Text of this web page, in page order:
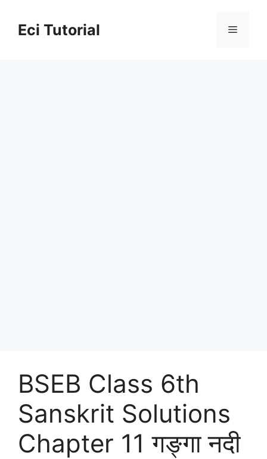
contentEci Tutorial Menu
BSEB Class 6th
Sanskrit Solutions
Chapter 11 गङ्गा नदी